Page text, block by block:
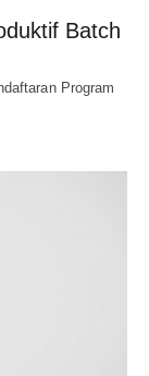
Batch
Program